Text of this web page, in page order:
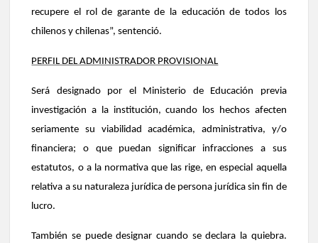
recupere el rol de garante de la educación de todos los
chilenos y chilenas”, sentenció.
PERFIL DEL ADMINISTRADOR PROVISIONAL
Será designado por el Ministerio de Educación previa
investigación a la institución, cuando los hechos afecten
seriamente su viabilidad académica, administrativa, y/o
financiera; o que puedan significar infracciones a sus
estatutos, o a la normativa que las rige, en especial aquella
relativa a su naturaleza jurídica de persona jurídica sin fin de
lucro.
También se puede designar cuando se declara la quiebra.